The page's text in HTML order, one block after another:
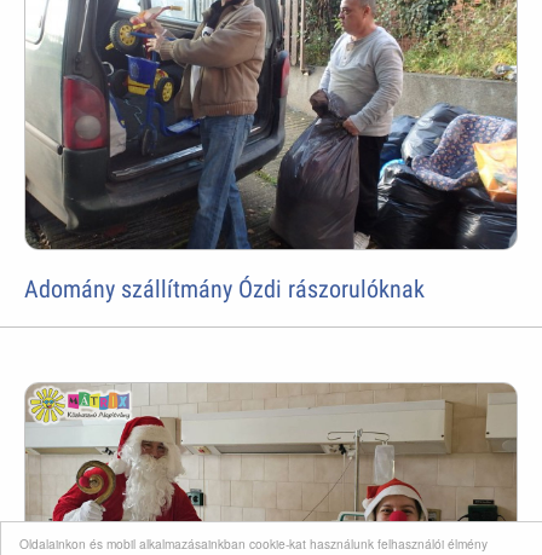
Oldalainkon és mobil alkalmazásainkban cookie-kat használunk felhasználói élmény
Adomány szállítmány Ózdi rászorulóknak